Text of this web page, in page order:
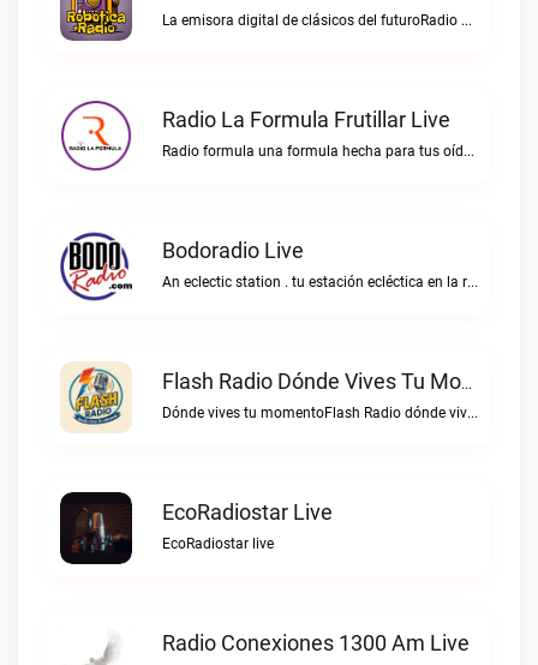
La emisora digital de clásicos del futuroRadio Robotica live
Radio La Formula Frutillar Live
Radio formula una formula hecha para tus oídos.Radio La Formula Frutillar live
Bodoradio Live
An eclectic station . tu estación ecléctica en la red."Bodoradio live
Flash Radio Dónde Vives Tu Momento Live
Dónde vives tu momentoFlash Radio dónde vives tu momento live
EcoRadiostar Live
EcoRadiostar live
Radio Conexiones 1300 Am Live